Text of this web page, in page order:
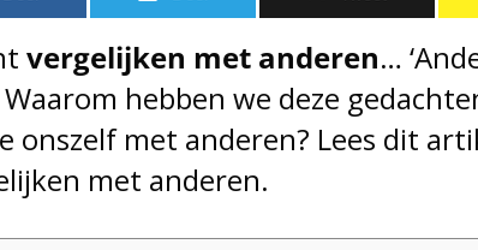
vergelijken met anderen…
hebben we deze
onszelf met anderen? Lees dit
met anderen.